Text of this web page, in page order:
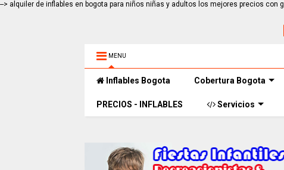
--> alquiler de inflables en bogota para niños niñas y adultos los mejores precios
MENU
Inflables Bogota Cobertura Bogota
PRECIOS - INFLABLES Servicios